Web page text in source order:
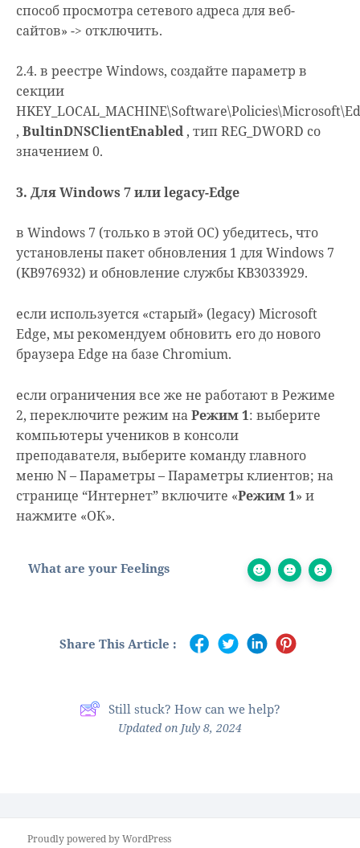
способ просмотра сетевого адреса для веб-
сайтов» -> отключить.
2.4. в реестре Windows, создайте параметр в
секции
, BultinDNSClientEnabled, тип REG_DWORD со
значением 0.
3. Для Windows 7 или legacy-Edge
в Windows 7 (только в этой ОС) убедитесь, что
установлены пакет обновления 1 для Windows 7
(KB976932) и обновление службы KB3033929.
если используется «старый» (legacy) Microsoft
Edge, мы рекомендуем обновить его до нового
браузера Edge на базе Chromium.
если ограничения все же не работают в Режиме
2, переключите режим наРежим 1: выберите
компьютеры учеников в консоли
преподавателя, выберите команду главного
меню N – Параметры – Параметры клиентов; на
странице “Интернет” включите «Режим 1» и
нажмите «ОК».
What are your Feelings
Share This Article :
Still stuck? How can we help?
Updated on July 8, 2024
Proudly powered by WordPress